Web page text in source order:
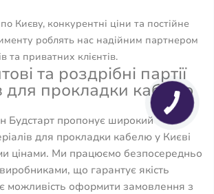
Києву, конкурентні ціни та постійне
роблять нас надійним партнером
та приватних клієнтів.
та роздрібні партії
для прокладки кабелю
Будстарт пропонує широкий
для прокладки кабелю у Києві
цінами. Ми працюємо безпосередньо
що гарантує якість
є можливість оформити замовлення з